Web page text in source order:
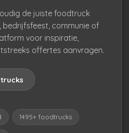
de juiste foodtruck
communie of
voor inspiratie,
offertes aanvragen.
1495+ foodtrucks